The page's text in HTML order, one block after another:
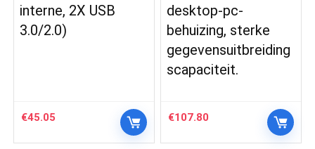
interne, 2X USB
3.0/2.0)
€45.05
desktop-pc-
behuizing, sterke
gegevensuitbreiding
scapaciteit.
€107.80